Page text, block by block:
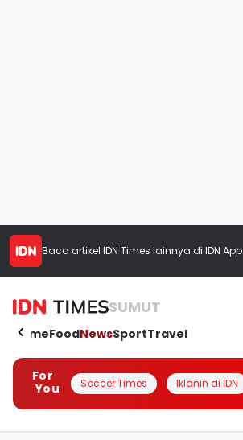
Baca artikel IDN Times lainnya di IDN App
SUMUT
HomeFoodNewsSportTravel
For
You
Soccer Times Iklanin di IDN